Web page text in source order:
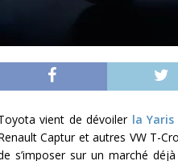
vient de dévoiler la Yaris
Captur et autres VW T-
s’imposer sur un marché